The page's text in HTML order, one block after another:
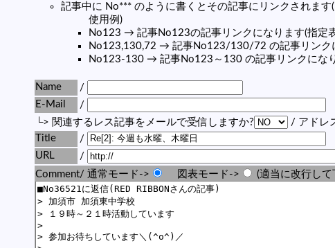
記事中に No*** のように書くとその記事にリンクされます
使用例)
No123 → 記事No123の記事リンクになります(指定表
No123,130,72 → 記事No123/130/72 の記事リンク
No123-130 → 記事No123～130 の記事リンクになり
Name
/
E-Mail
/
└> 関連するレス記事をメールで受信しますか?
/ アドレ
Title
/
URL
/
Comment/ 通常モード->
図表モード-> (適当に改行し